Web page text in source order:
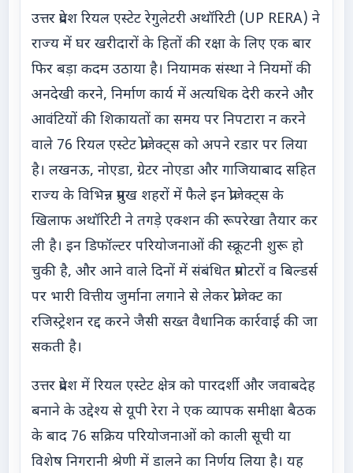
उत्तर प्रदेश रियल एस्टेट रेगुलेटरी अथॉरिटी (UP RERA) ने
राज्य में घर खरीदारों के हितों की रक्षा के लिए एक बार
फिर बड़ा कदम उठाया है। नियामक संस्था ने नियमों की
अनदेखी करने, निर्माण कार्य में अत्यधिक देरी करने और
आवंटियों की शिकायतों का समय पर निपटारा न करने
वाले 76 रियल एस्टेट प्रोजेक्ट्स को अपने रडार पर लिया
है। लखनऊ, नोएडा, ग्रेटर नोएडा और गाजियाबाद सहित
राज्य के विभिन्न प्रमुख शहरों में फैले इन प्रोजेक्ट्स के
खिलाफ अथॉरिटी ने तगड़े एक्शन की रूपरेखा तैयार कर
ली है। इन डिफॉल्टर परियोजनाओं की स्क्रूटनी शुरू हो
चुकी है, और आने वाले दिनों में संबंधित प्रमोटरों व बिल्डर्स
पर भारी वित्तीय जुर्माना लगाने से लेकर प्रोजेक्ट का
रजिस्ट्रेशन रद्द करने जैसी सख्त वैधानिक कार्रवाई की जा
सकती है।
उत्तर प्रदेश में रियल एस्टेट क्षेत्र को पारदर्शी और जवाबदेह
बनाने के उद्देश्य से यूपी रेरा ने एक व्यापक समीक्षा बैठक
के बाद 76 सक्रिय परियोजनाओं को काली सूची या
विशेष निगरानी श्रेणी में डालने का निर्णय लिया है। यह